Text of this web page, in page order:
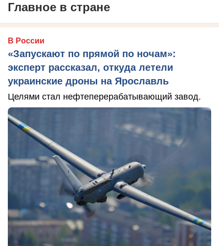
Главное в стране
В России
«Запускают по прямой по ночам»:
эксперт рассказал, откуда летели
украинские дроны на Ярославль
Целями стал нефтеперерабатывающий завод.